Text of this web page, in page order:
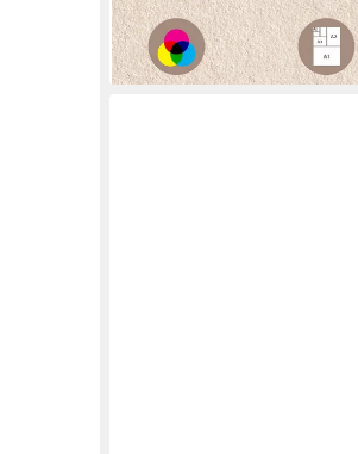
lieferbar - in 6-7 Werktagen bei dir
+5